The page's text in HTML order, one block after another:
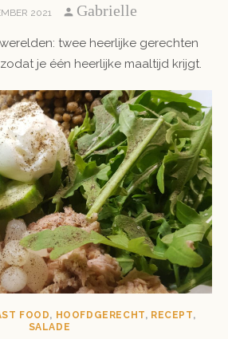
2021 Author
Gabrielle
twee heerlijke gerechten
je één heerlijke maaltijd krijgt.
FOOD, HOOFDGERECHT, RECEPT,
SALADE